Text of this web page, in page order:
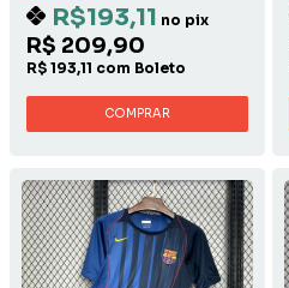
R$193,11 no pix
R$ 209,90
R$ 193,11 com Boleto
COMPRAR